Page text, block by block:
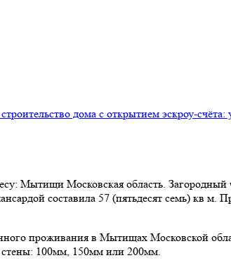
Мытищи Московская область.
составила 57 (пятьдесят семь) кв м.
проживания в Мытищах Московской
стены: 100мм, 150мм или 200мм.